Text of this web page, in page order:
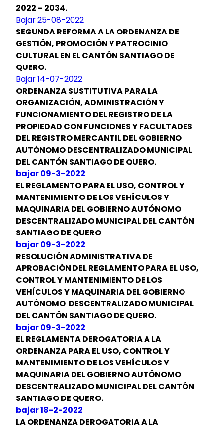
2022 – 2034.
Bajar 25-08-2022
SEGUNDA REFORMA A LA ORDENANZA DE
GESTIÓN, PROMOCIÓN Y PATROCINIO
CULTURAL EN EL CANTÓN SANTIAGO DE
QUERO.
Bajar 14-07-2022
ORDENANZA SUSTITUTIVA PARA LA
ORGANIZACIÓN, ADMINISTRACIÓN Y
FUNCIONAMIENTO DEL REGISTRO DE LA
PROPIEDAD CON FUNCIONES Y FACULTADES
DEL REGISTRO MERCANTIL DEL GOBIERNO
AUTÓNOMO DESCENTRALIZADO MUNICIPAL
DEL CANTÓN SANTIAGO DE QUERO.
bajar 09-3-2022
EL REGLAMENTO PARA EL USO, CONTROL Y
MANTENIMIENTO DE LOS VEHÍCULOS Y
MAQUINARIA DEL GOBIERNO AUTÓNOMO
DESCENTRALIZADO MUNICIPAL DEL CANTÓN
SANTIAGO DE QUERO
bajar 09-3-2022
RESOLUCIÓN ADMINISTRATIVA DE
APROBACIÓN DEL REGLAMENTO PARA EL USO,
CONTROL Y MANTENIMIENTO DE LOS
VEHÍCULOS Y MAQUINARIA DEL GOBIERNO
AUTÓNOMO DESCENTRALIZADO MUNICIPAL
DEL CANTÓN SANTIAGO DE QUERO.
bajar 09-3-2022
EL REGLAMENTA DEROGATORIA A LA
ORDENANZA PARA EL USO, CONTROL Y
MANTENIMIENTO DE LOS VEHÍCULOS Y
MAQUINARIA DEL GOBIERNO AUTÓNOMO
DESCENTRALIZADO MUNICIPAL DEL CANTÓN
SANTIAGO DE QUERO.
bajar 18-2-2022
LA ORDENANZA DEROGATORIA A LA